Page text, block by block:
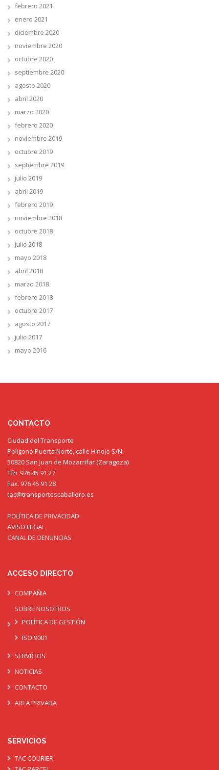
febrero 2021
enero 2021
diciembre 2020
noviembre 2020
octubre 2020
septiembre 2020
agosto 2020
abril 2020
marzo 2020
febrero 2020
noviembre 2019
octubre 2019
septiembre 2019
julio 2019
abril 2019
febrero 2019
noviembre 2018
octubre 2018
julio 2018
mayo 2018
abril 2018
marzo 2018
febrero 2018
octubre 2017
agosto 2017
julio 2017
mayo 2016
CONTACTO
Ciudad del Transporte
Poligono Puerta Norte, calle Hinojo S/N
50820 San Juan de Mozarrifar (Zaragoza)
Tfn. 976 45 91 27
Fax. 976 45 91 28
tac@transportescaballero.es
POLÍTICA DE PRIVACIDAD
AVISO LEGAL
CANAL DE DENUNCIAS
ACCESO DIRECTO
COMPAÑIA
SOBRE NOSOTROS
POLÍTICA DE GESTIÓN
ISO:9001
SERVICIOS
NOTICIAS
CONTACTO
AREA PRIVADA
SERVICIOS
TAC COURIER